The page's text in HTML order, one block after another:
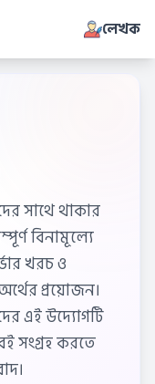
লেখক
সাথে থাকার
বিনামূল্যে
খরচ ও
প্রয়োজন।
এই উদ্যোগটি
সংগ্রহ করতে